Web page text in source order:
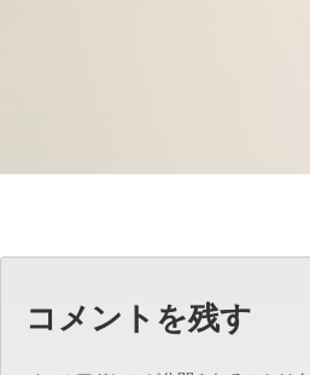
コメントを残す